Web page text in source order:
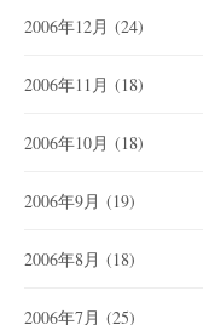
2006年12月 (24)
2006年11月 (18)
2006年10月 (18)
2006年9月 (19)
2006年8月 (18)
2006年7月 (25)